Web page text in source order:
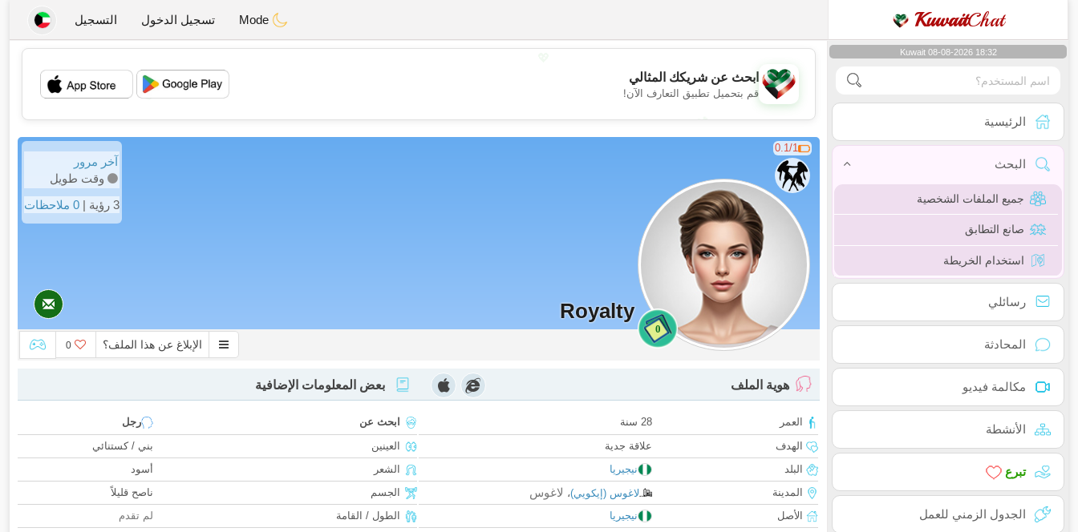
KuwaitChat تسجيل الدخول التسجيل
Kuwait 08-08-2026 18:32
الرئيسية
البحث
جميع الملفات الشخصية
صانع التطابق
استخدام الخريطة
رسائلي
المحادثة
مكالمة فيديو
الأنشطة
تبرع
الجدول الزمني للعمل
💖
💕
ابحث عن شريكك المثالي
قم بتحميل تطبيق التعارف الآن!
0.1/1
0
Royalty
آخر مرور
وقت طويل
3 رؤية |
0 ملاحظات
الإبلاغ عن هذا الملف؟ 0
هوية الملف
العمر
28 سنة
الهدف
علاقة جدية
البلد
نيجيريا
المدينة
لاغوس (إيكويي)، لاغوس
الأصل
نيجيريا
بعض المعلومات الإضافية
ابحث عن
رجل
العينين
بني / كستنائي
الشعر
أسود
الجسم
ناصح قليلاً
الطول / القامة
لم تقدم